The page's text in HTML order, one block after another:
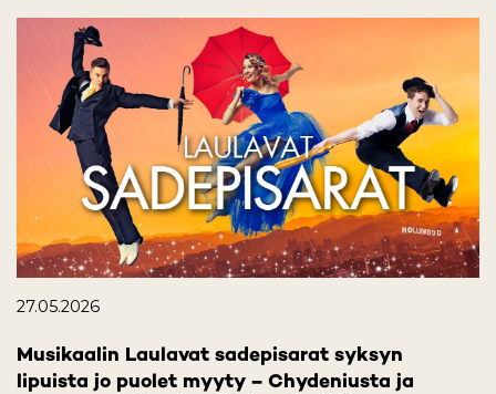
27.05.2026
Musikaalin Laulavat sadepisarat syksyn
lipuista jo puolet myyty – Chydeniusta ja